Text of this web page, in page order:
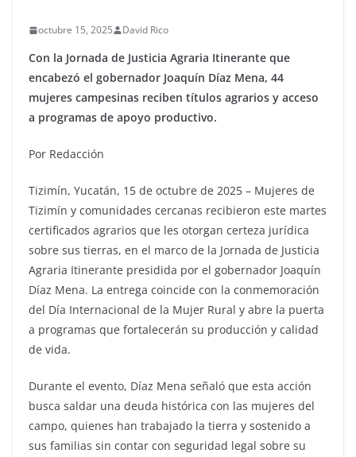
octubre 15, 2025 David Rico
Con la Jornada de Justicia Agraria Itinerante que
encabezó el gobernador Joaquín Díaz Mena, 44
mujeres campesinas reciben títulos agrarios y acceso
a programas de apoyo productivo.
Por Redacción
Tizimín, Yucatán, 15 de octubre de 2025 – Mujeres de
Tizimín y comunidades cercanas recibieron este martes
certificados agrarios que les otorgan certeza jurídica
sobre sus tierras, en el marco de la Jornada de Justicia
Agraria Itinerante presidida por el gobernador Joaquín
Díaz Mena. La entrega coincide con la conmemoración
del Día Internacional de la Mujer Rural y abre la puerta
a programas que fortalecerán su producción y calidad
de vida.
Durante el evento, Díaz Mena señaló que esta acción
busca saldar una deuda histórica con las mujeres del
campo, quienes han trabajado la tierra y sostenido a
sus familias sin contar con seguridad legal sobre su